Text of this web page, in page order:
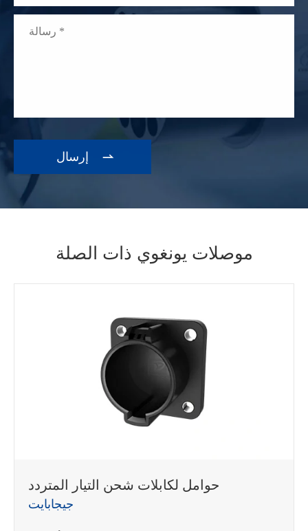

موصلات يونغوي ذات الصلة
حوامل لكابلات شحن التيار المتردد
جيجابايت
WhatsApp (如 +85291234567)